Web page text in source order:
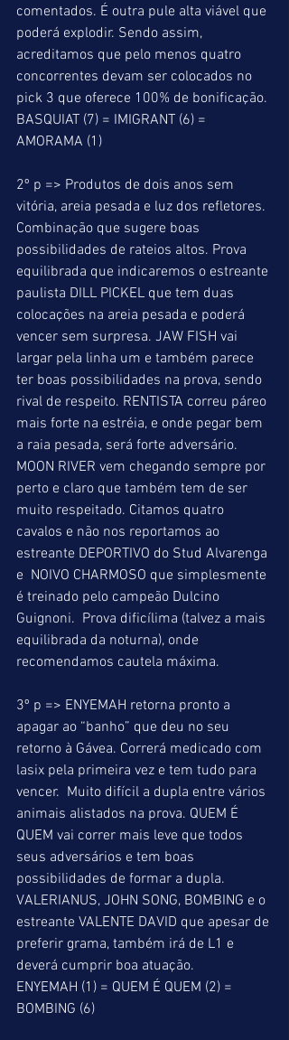
comentados. É outra pule alta viável que
poderá explodir. Sendo assim,
acreditamos que pelo menos quatro
concorrentes devam ser colocados no
pick 3 que oferece 100% de bonificação.
BASQUIAT (7) = IMIGRANT (6) =
AMORAMA (1)
2º p => Produtos de dois anos sem
vitória, areia pesada e luz dos refletores.
Combinação que sugere boas
possibilidades de rateios altos. Prova
equilibrada que indicaremos o estreante
paulista DILL PICKEL que tem duas
colocações na areia pesada e poderá
vencer sem surpresa. JAW FISH vai
largar pela linha um e também parece
ter boas possibilidades na prova, sendo
rival de respeito. RENTISTA correu páreo
mais forte na estréia, e onde pegar bem
a raia pesada, será forte adversário.
MOON RIVER vem chegando sempre por
perto e claro que também tem de ser
muito respeitado. Citamos quatro
cavalos e não nos reportamos ao
estreante DEPORTIVO do Stud Alvarenga
e  NOIVO CHARMOSO que simplesmente
é treinado pelo campeão Dulcino
Guignoni.  Prova dificílima (talvez a mais
equilibrada da noturna), onde
recomendamos cautela máxima.
3º p => ENYEMAH retorna pronto a
apagar ao “banho” que deu no seu
retorno à Gávea. Correrá medicado com
lasix pela primeira vez e tem tudo para
vencer.  Muito difícil a dupla entre vários
animais alistados na prova. QUEM É
QUEM vai correr mais leve que todos
seus adversários e tem boas
possibilidades de formar a dupla.
VALERIANUS, JOHN SONG, BOMBING e o
estreante VALENTE DAVID que apesar de
preferir grama, também irá de L1 e
deverá cumprir boa atuação.
ENYEMAH (1) = QUEM É QUEM (2) =
BOMBING (6)